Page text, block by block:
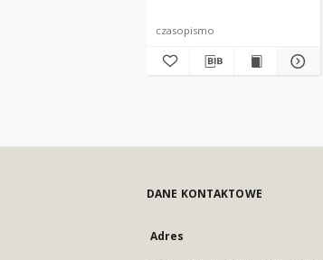
czasopismo
DANE KONTAKTOWE
Adres